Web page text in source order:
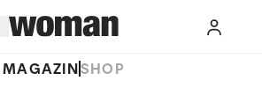
MAGAZINSHOP